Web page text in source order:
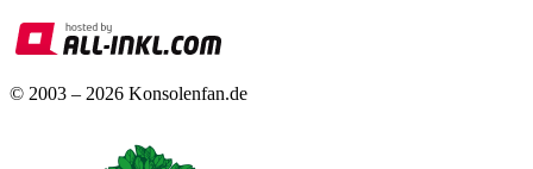
© 2003 – 2026 Konsolenfan.de